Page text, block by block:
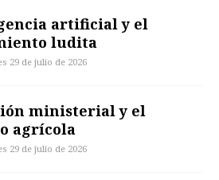
artificial y el
ludita
29 de julio de 2026
ministerial y el
agrícola
29 de julio de 2026